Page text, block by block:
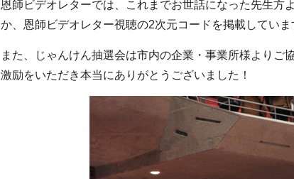
恩師ビデオレターでは、これまでお世話になった先生方
か、恩師ビデオレター視聴の2次元コードを掲載していま
また、じゃんけん抽選会は市内の企業・事業所様より
激励をいただき本当にありがとうございました！